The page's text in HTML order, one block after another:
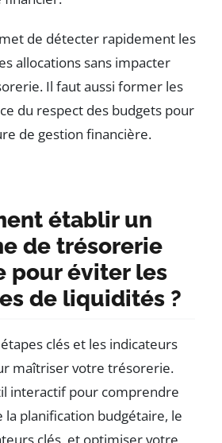
de détecter rapidement les
allocations sans impacter
Il faut aussi former les
du respect des budgets pour
de gestion financière.
établir un
de trésorerie
pour éviter les
de liquidités ?
clés et les indicateurs
maîtriser votre trésorerie.
interactif pour comprendre
la planification budgétaire, le
clés, et optimiser votre